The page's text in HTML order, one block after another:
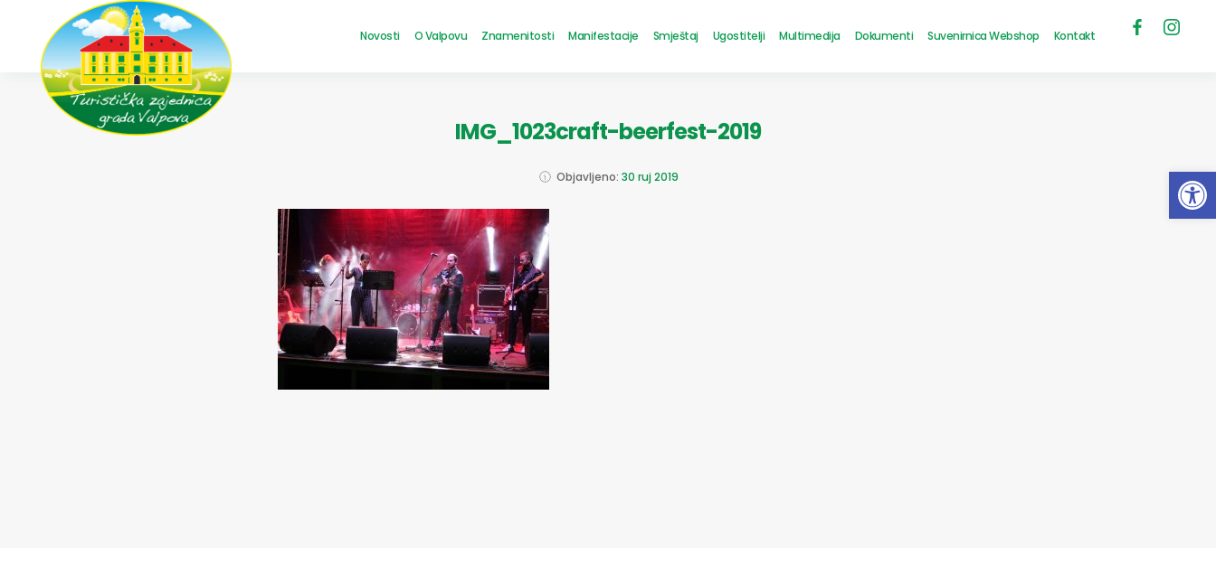
Novosti O Valpovu Znamenitosti Manifestacije Smještaj Ugostitelji Multimedija Dokumenti Suvenirnica Webshop Kontakt
IMG_1023craft-beerfest-2019
Objavljeno: 30 ruj 2019